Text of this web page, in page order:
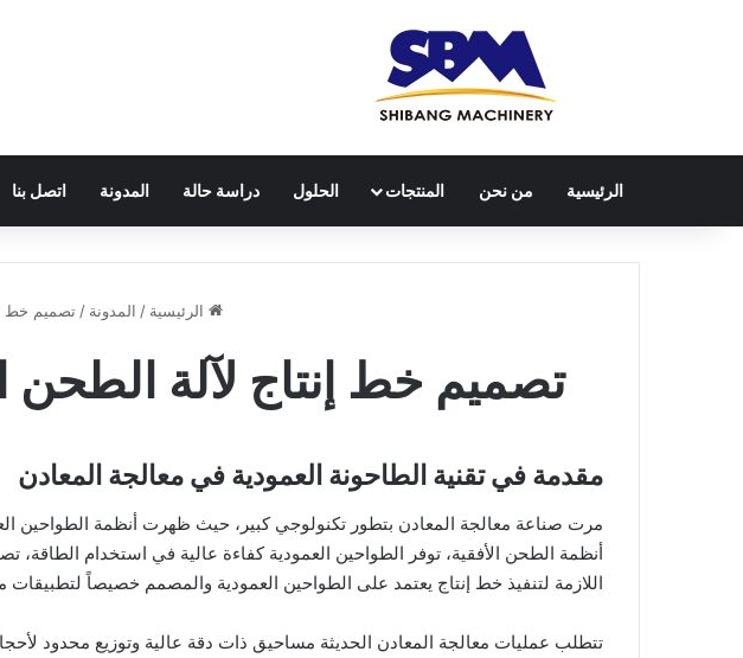
الرئيسية من نحن المنتجات الحلول دراسة حالة المدونة اتصل بنا
الرئيسية / المدونة / تصميم خط
تصميم خط إنتاج لآلة الطحن
مقدمة في تقنية الطاحونة العمودية في معالجة المعادن
مرت صناعة معالجة المعادن بتطور تكنولوجي كبير، حيث ظهرت أنظمة الطواحين
أنظمة الطحن الأفقية، توفر الطواحين العمودية كفاءة عالية في استخدام
اللازمة لتنفيذ خط إنتاج يعتمد على الطواحين العمودية والمصمم خصيصاً
تتطلب عمليات معالجة المعادن الحديثة مساحيق ذات دقة عالية وتوزيع محدود